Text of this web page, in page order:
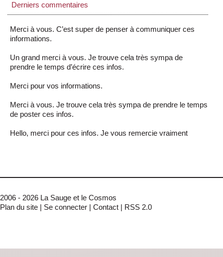
Derniers commentaires
Merci à vous. C’est super de penser à communiquer ces
informations.
Un grand merci à vous. Je trouve cela très sympa de
prendre le temps d’écrire ces infos.
Merci pour vos informations.
Merci à vous. Je trouve cela très sympa de prendre le temps
de poster ces infos.
Hello, merci pour ces infos. Je vous remercie vraiment
2006 - 2026 La Sauge et le Cosmos
Plan du site | Se connecter | Contact | RSS 2.0